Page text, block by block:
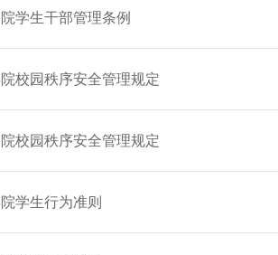
学生干部管理条例
校园秩序安全管理规定
校园秩序安全管理规定
学生行为准则